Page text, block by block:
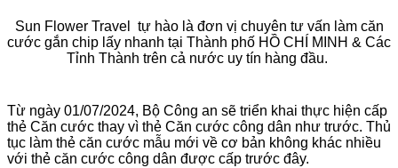
Sun Flower Travel tự hào là đơn vị chuyên tư vấn làm căn
cước gắn chip lấy nhanh tại Thành phố HỒ CHÍ MINH & Các
Tỉnh Thành trên cả nước uy tín hàng đầu.
Từ ngày 01/07/2024, Bộ Công an sẽ triển khai thực hiện cấp
thẻ Căn cước thay vì thẻ Căn cước công dân như trước. Thủ
tục làm thẻ căn cước mẫu mới về cơ bản không khác nhiều
với thẻ căn cước công dân được cấp trước đây.